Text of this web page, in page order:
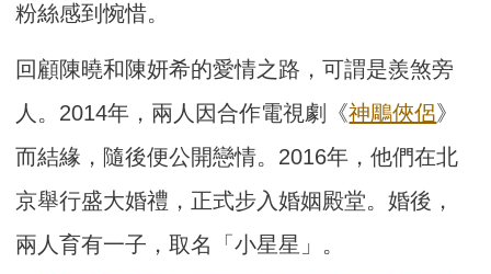
粉絲感到惋惜。
回顧陳曉和陳妍希的愛情之路，可謂是羨煞旁
人。2014年，兩人因合作電視劇《神鵰俠侶》
而結緣，隨後便公開戀情。2016年，他們在北
京舉行盛大婚禮，正式步入婚姻殿堂。婚後，
兩人育有一子，取名「小星星」。